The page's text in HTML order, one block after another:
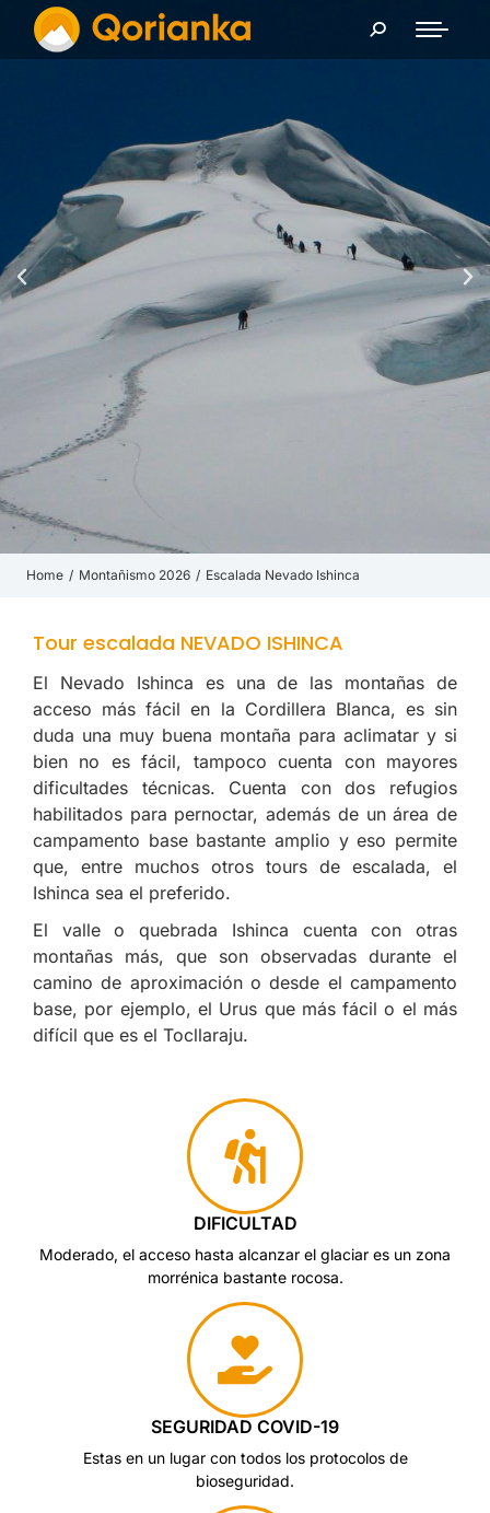
You are here:
Home Montañismo 2026 Escalada Nevado Ishinca
Tour escalada NEVADO ISHINCA
El Nevado Ishinca es una de las montañas de
acceso más fácil en la Cordillera Blanca, es sin
duda una muy buena montaña para aclimatar y si
bien no es fácil, tampoco cuenta con mayores
dificultades técnicas. Cuenta con dos refugios
habilitados para pernoctar, además de un área de
campamento base bastante amplio y eso permite
que, entre muchos otros tours de escalada, el
Ishinca sea el preferido.
El valle o quebrada Ishinca cuenta con otras
montañas más, que son observadas durante el
camino de aproximación o desde el campamento
base, por ejemplo, el Urus que más fácil o el más
difícil que es el Tocllaraju.
DIFICULTAD
Moderado, el acceso hasta alcanzar el glaciar es un zona
morrénica bastante rocosa.
SEGURIDAD COVID-19
Estas en un lugar con todos los protocolos de
bioseguridad.